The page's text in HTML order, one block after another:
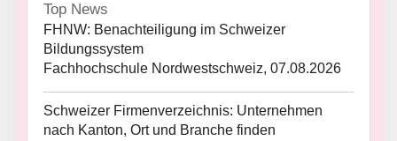
Top News
FHNW: Benachteiligung im Schweizer
Bildungssystem
Fachhochschule Nordwestschweiz, 07.08.2026
Schweizer Firmenverzeichnis: Unternehmen
nach Kanton, Ort und Branche finden